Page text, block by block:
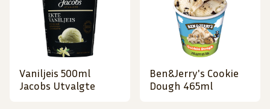
Vaniljeis 500ml
Jacobs Utvalgte
Ben&Jerry's Cookie
Dough 465ml